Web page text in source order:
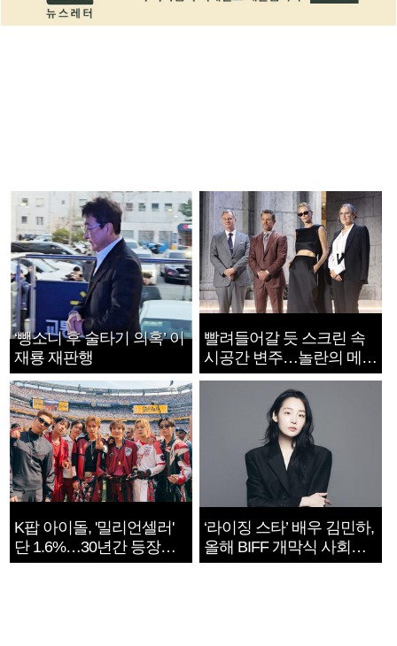
‘뺑소니 후 술타기 의혹’ 이
재룡 재판행
빨려들어갈 듯 스크린 속
시공간 변주…놀란의 메시
지는 ‘전쟁 속죄’
K팝 아이돌, '밀리언셀러'
단 1.6%…30년간 등장
1182개팀 전수조사
‘라이징 스타’ 배우 김민하,
올해 BIFF 개막식 사회자
확정